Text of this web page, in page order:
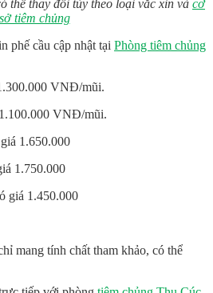
thể thay đổi tùy theo loại vắc xin và cơ
sở tiêm chủng
phế cầu cập nhật tại Phòng tiêm chủng
VNĐ/mũi.
VNĐ/mũi.
1.650.000
1.750.000
giá 1.450.000
mang tính chất tham khảo, có thể